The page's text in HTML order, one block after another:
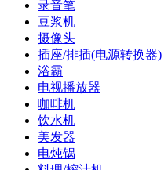
录音笔
豆浆机
摄像头
插座/排插(电源转换器)
浴霸
电视播放器
咖啡机
饮水机
美发器
电炖锅